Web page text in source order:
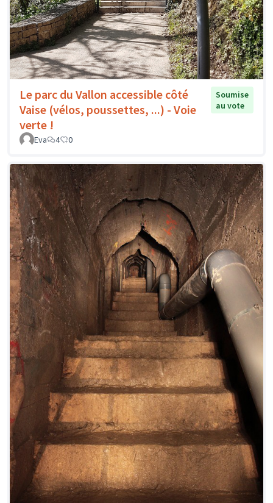
Le parc du Vallon accessible côté
Vaise (vélos, poussettes, ...) - Voie
verte !
Soumise
au vote
Eva 4 0